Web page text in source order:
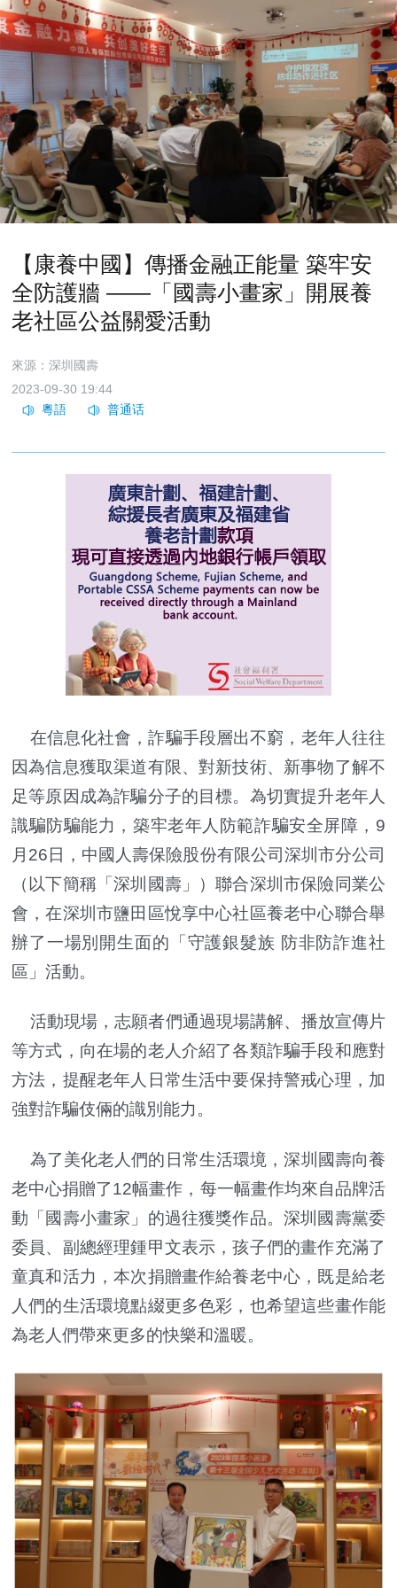
【康養中國】傳播金融正能量 築牢安
全防護牆 ——「國壽小畫家」開展養
老社區公益關愛活動
來源：深圳國壽
2023-09-30 19:44
在信息化社會，詐騙手段層出不窮，老年人往往
因為信息獲取渠道有限、對新技術、新事物了解不
足等原因成為詐騙分子的目標。為切實提升老年人
識騙防騙能力，築牢老年人防範詐騙安全屏障，9
月26日，中國人壽保險股份有限公司深圳市分公司
（以下簡稱「深圳國壽」）聯合深圳市保險同業公
會，在深圳市鹽田區悅享中心社區養老中心聯合舉
辦了一場別開生面的「守護銀髮族 防非防詐進社
區」活動。
活動現場，志願者們通過現場講解、播放宣傳片
等方式，向在場的老人介紹了各類詐騙手段和應對
方法，提醒老年人日常生活中要保持警戒心理，加
強對詐騙伎倆的識別能力。
為了美化老人們的日常生活環境，深圳國壽向養
老中心捐贈了12幅畫作，每一幅畫作均來自品牌活
動「國壽小畫家」的過往獲獎作品。深圳國壽黨委
委員、副總經理鍾甲文表示，孩子們的畫作充滿了
童真和活力，本次捐贈畫作給養老中心，既是給老
人們的生活環境點綴更多色彩，也希望這些畫作能
為老人們帶來更多的快樂和溫暖。